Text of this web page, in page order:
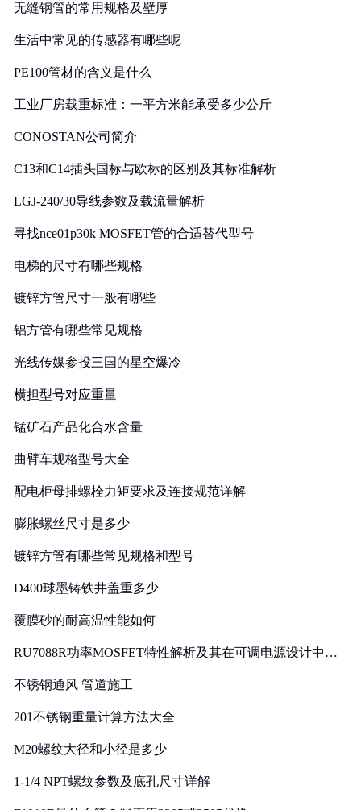
无缝钢管的常用规格及壁厚
生活中常见的传感器有哪些呢
PE100管材的含义是什么
工业厂房载重标准：一平方米能承受多少公斤
CONOSTAN公司简介
C13和C14插头国标与欧标的区别及其标准解析
LGJ-240/30导线参数及载流量解析
寻找nce01p30k MOSFET管的合适替代型号
电梯的尺寸有哪些规格
镀锌方管尺寸一般有哪些
铝方管有哪些常见规格
光线传媒参投三国的星空爆冷
横担型号对应重量
锰矿石产品化合水含量
曲臂车规格型号大全
配电柜母排螺栓力矩要求及连接规范详解
膨胀螺丝尺寸是多少
镀锌方管有哪些常见规格和型号
D400球墨铸铁井盖重多少
覆膜砂的耐高温性能如何
RU7088R功率MOSFET特性解析及其在可调电源设计中的
不锈钢通风 管道施工
201不锈钢重量计算方法大全
M20螺纹大径和小径是多少
1-1/4 NPT螺纹参数及底孔尺寸详解